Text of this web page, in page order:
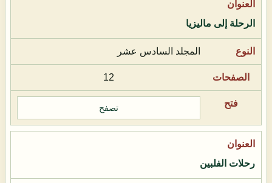
الرحلة إلى ماليزيا
المجلد السادس عشر
12
تصفح
رحلات الفلبين